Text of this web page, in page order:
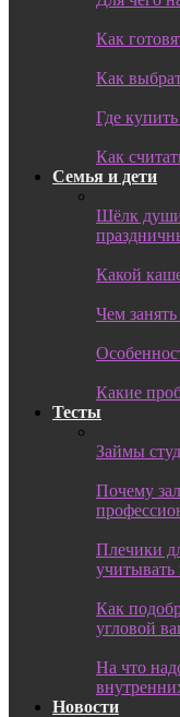
Как
Как
Где
Как
Семья и дети
Шёлк
Какой
Чем
Какие
Тесты
Займы
Почему
Плечики
Как
угловой
На что
Новости